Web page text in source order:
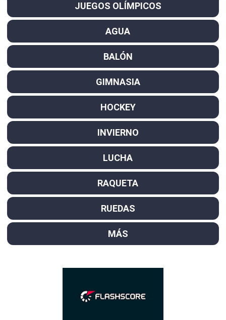
JUEGOS OLÍMPICOS
AGUA
BALÓN
GIMNASIA
HOCKEY
INVIERNO
LUCHA
RAQUETA
RUEDAS
MÁS